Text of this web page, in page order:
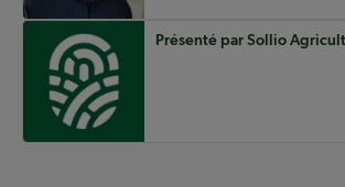
Présenté par Sollio